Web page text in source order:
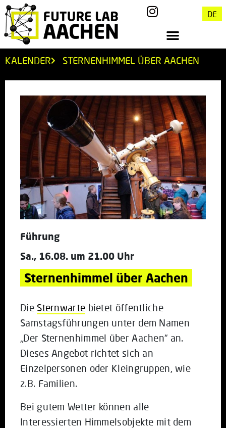
DE
KALENDER STERNENHIMMEL ÜBER AACHEN
Führung
Sa., 16.08. um 21.00 Uhr
Sternenhimmel über Aachen
Die Sternwarte bietet öffentliche
Samstagsführungen unter dem Namen
„Der Sternenhimmel über Aachen“ an.
Dieses Angebot richtet sich an
Einzelpersonen oder Kleingruppen, wie
z.B. Familien.
Bei gutem Wetter können alle
Interessierten Himmelsobjekte mit dem